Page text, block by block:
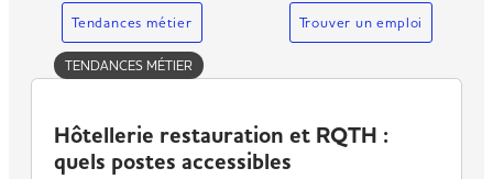
Tendances métier Trouver un emploi
TENDANCES MÉTIER
Hôtellerie restauration et RQTH :
quels postes accessibles